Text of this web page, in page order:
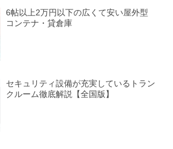
アーカスクリエイト株式会社
会社エムエイチ
株式会社ライブラボ
東京株式会社
社ステージ・ワン
6帖以上2万円以下の広くて安い屋外型
コンテナ・貸倉庫
セキュリティ設備が充実しているトラン
クルーム徹底解説【全国版】